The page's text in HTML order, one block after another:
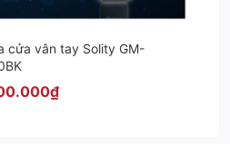
cửa vân tay Solity GM-